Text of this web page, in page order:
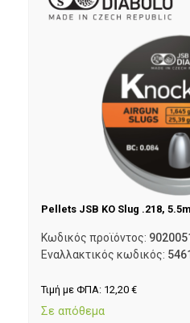
Pellets JSB KO Slug .218,
Κωδικός προϊόντος:
Εναλλακτικός κωδικός:
Τιμή με ΦΠΑ: 12,20 €
Σε απόθεμα